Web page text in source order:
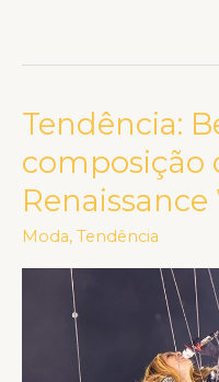
Tendência:
composição
Moda, Tendência
Tendência:
e
sua
composição
de
Renaissance